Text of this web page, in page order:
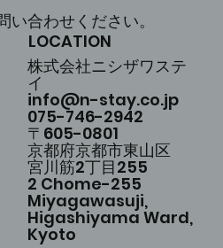
LOCATION
株式会社ニシザワステ
イ
info@n-stay.co.jp
075-746-2942
〒605-0801
京都府京都市東山区
宮川筋2丁目255
2 Chome-255
Miyagawasuji,
Higashiyama Ward,
Kyoto
い合わせください。